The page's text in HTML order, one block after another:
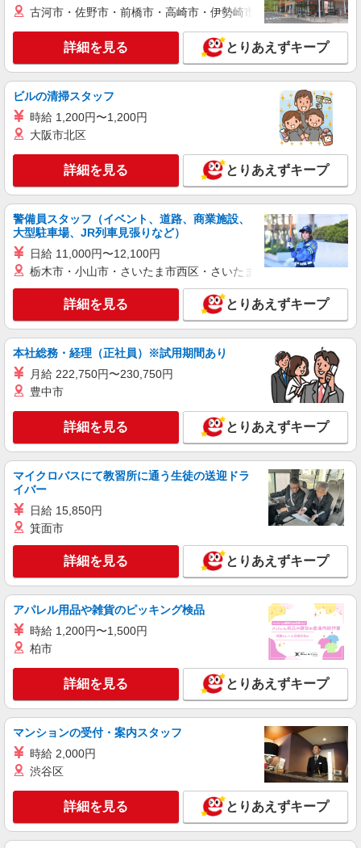
キープ 詳細を見る
セントスタッフ株式会社 横浜支店（21502)
保育士
費全額別途支給 ※試用期間なし ※雇用期間の定め
キープ 詳細を見る
派遣社員
セントスタッフ株式会社 横浜支店（28957)
保育士
【保育士資格必須】 時給：1,500円〜 ※交通
費全額別途支給 ※試用期間なし ※雇用期間の定め
あり ※給与幅は経験・能力による
神奈川県横浜市神奈川区三ツ沢東町2
キープ 詳細を見る
派遣社員
セントスタッフ株式会社 横浜支店（19334)
・時給：1,500円〜1,700円 ※交通費別途支給
※試用期間なし ※雇用期間の定めあり ※給与幅は
経験・能力による
神奈川県横浜市神奈川区神大寺4
詳細を見る
派遣社員
セントスタッフ株式会社 横浜支店（26139)
保育士
【保育士資格必須】 時給：1,500円〜 ※交通
費全額別途支給 ※試用期間なし ※雇用期間の定め
あり ※給与幅は経験・能力による
神奈川県横浜市神奈川区三ツ沢中町
詳細を見る
セントスタッフ株式会社 横浜支店（19427)
保育士
の定めあり ※給与幅は経験・能力による
詳細を見る
古河市・佐野市・前橋市・高崎市・伊勢崎市・太田市・館林市
詳細を見る とりあえずキープ
ビルの清掃スタッフ
時給 1,200円〜1,200円
大阪市北区
詳細を見る とりあえずキープ
警備員スタッフ（イベント、道路、商業施設、
大型駐車場、JR列車見張りなど）
日給 11,000円〜12,100円
栃木市・小山市・さいたま市西区・さいたま市岩槻区・久喜市・
詳細を見る とりあえずキープ
本社総務・経理（正社員）※試用期間あり
月給 222,750円〜230,750円
豊中市
詳細を見る とりあえずキープ
マイクロバスにて教習所に通う生徒の送迎ドラ
イバー
日給 15,850円
箕面市
詳細を見る とりあえずキープ
アパレル用品や雑貨のピッキング検品
時給 1,200円〜1,500円
柏市
詳細を見る とりあえずキープ
マンションの受付・案内スタッフ
時給 2,000円
渋谷区
詳細を見る とりあえずキープ